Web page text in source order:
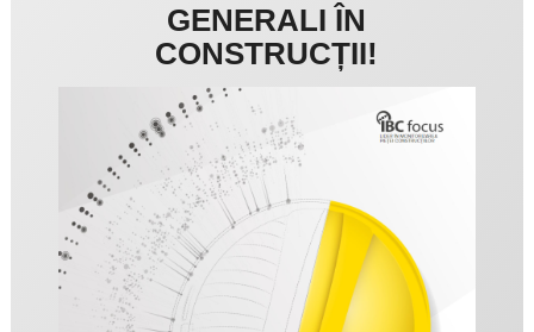
GENERALI ÎN
CONSTRUCȚII!